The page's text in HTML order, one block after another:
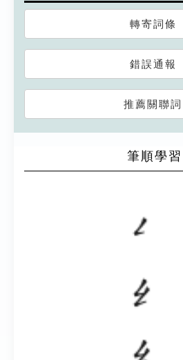
轉寄詞條
錯誤通報
推薦關聯詞
筆順學習